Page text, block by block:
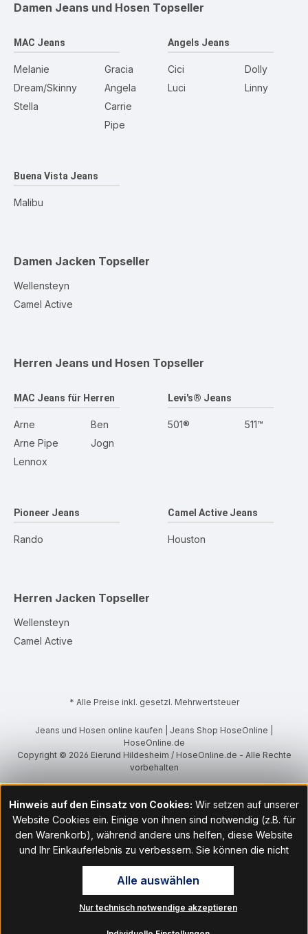
Damen Jeans und Hosen Topseller
MAC Jeans
Melanie
Dream/Skinny
Stella
Gracia
Angela
Carrie
Pipe
Angels Jeans
Cici
Luci
Dolly
Linny
Buena Vista Jeans
Malibu
Damen Jacken Topseller
Wellensteyn
Camel Active
Herren Jeans und Hosen Topseller
MAC Jeans für Herren
Arne
Arne Pipe
Lennox
Ben
Jogn
Levi's® Jeans
501® 511™
Pioneer Jeans
Rando
Camel Active Jeans
Houston
Herren Jacken Topseller
Wellensteyn
Camel Active
* Alle Preise inkl. gesetzl. Mehrwertsteuer
Jeans und Hosen online kaufen | Jeans Shop HoseOnline |
HoseOnline.de
Copyright © 2026 Eierund Hildesheim / HoseOnline.de - Alle Rechte
vorbehalten
Hinweis auf den Einsatz von Cookies: Wir setzen auf unserer
Website Cookies ein. Einige von ihnen sind notwendig (z.B. für
den Warenkorb), während andere uns helfen, diese Website
und Ihr Einkauferlebnis zu verbessern. Sie können die nicht
notwendigen Cookies mit Klick auf „OK“ akzeptieren oder per
Klick auf "Nur technisch notwendige akzeptieren" ablehnen. Den
Zugang zu den Cookie-Einstellungen finden Sie im Fußbereich
unserer Website im Menüpunkt „Informationen“. Dort können Sie
Nur technisch notwendige akzeptieren
Alle auswählen